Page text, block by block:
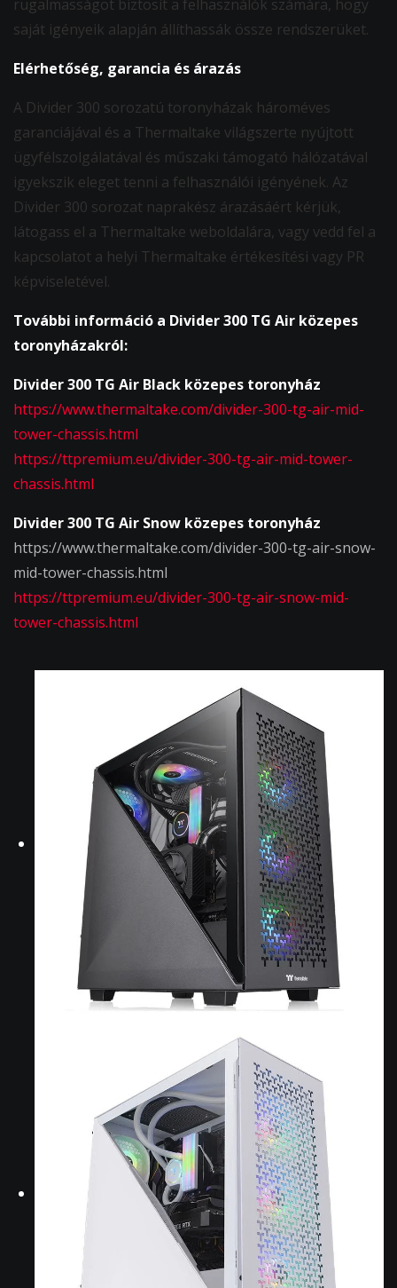
rugalmasságot biztosít a felhasználók számára, hogy
saját igényeik alapján állíthassák össze rendszerüket.
Elérhetőség, garancia és árazás
A Divider 300 sorozatú toronyházak hároméves
garanciájával és a Thermaltake világszerte nyújtott
ügyfélszolgálatával és műszaki támogató hálózatával
igyekszik eleget tenni a felhasználói igényének. Az
Divider 300 sorozat naprakész árazásáért kérjük,
látogass el a Thermaltake weboldalára, vagy vedd fel a
kapcsolatot a helyi Thermaltake értékesítési vagy PR
képviseletével.
További információ a Divider 300 TG Air közepes
toronyházakról:
Divider 300 TG Air Black közepes toronyház
https://www.thermaltake.com/divider-300-tg-air-mid-
tower-chassis.html
https://ttpremium.eu/divider-300-tg-air-mid-tower-
chassis.html
Divider 300 TG Air Snow közepes toronyház
https://www.thermaltake.com/divider-300-tg-air-snow-
mid-tower-chassis.html
https://ttpremium.eu/divider-300-tg-air-snow-mid-
tower-chassis.html